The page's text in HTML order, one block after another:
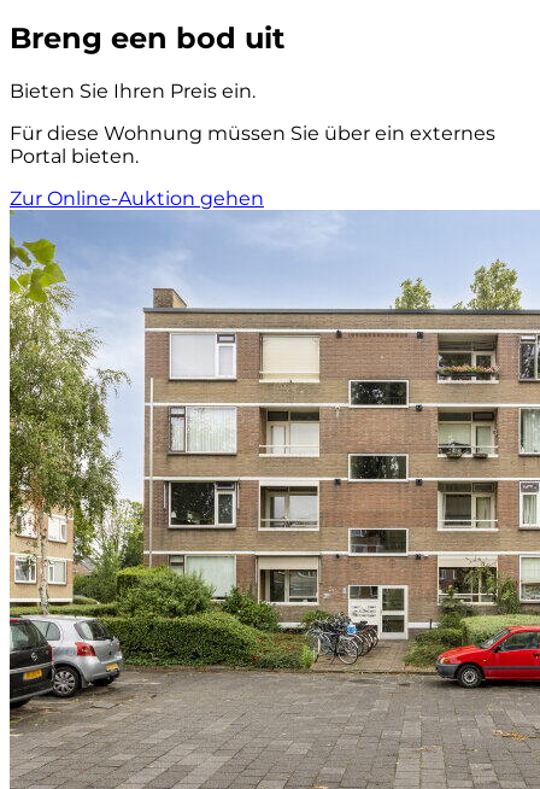
Breng een bod uit
Bieten Sie Ihren Preis ein.
Für diese Wohnung müssen Sie über ein externes
Portal bieten.
Zur Online-Auktion gehen